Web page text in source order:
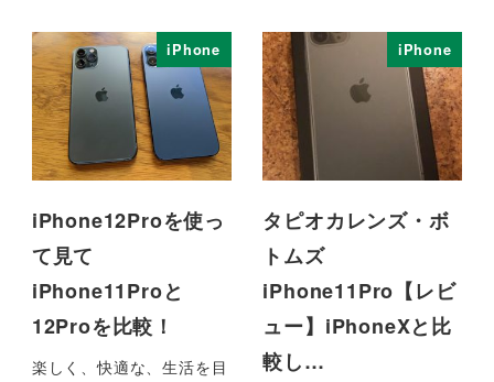
iPhone
iPhone12Proを使っ
て見て
iPhone11Proと
12Proを比較！
楽しく、快適な、生活を目
iPhone
タピオカレンズ・ボ
トムズ
iPhone11Pro【レビ
ュー】iPhoneXと比
較し…